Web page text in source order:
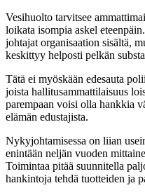
Vesihuolto tarvitsee
loikata isompia askel
johtajat organisaation sisältä,
keskittyy helposti pelkän
Tätä ei myöskään edesauta
joista hallitusammattilaisuus
parempaan voisi olla hankkia
elämän edustajista.
Nykyjohtamisessa on liian
enintään neljän vuoden
Toimintaa pitää suunnitella
hankintoja tehdä tuotteiden ja